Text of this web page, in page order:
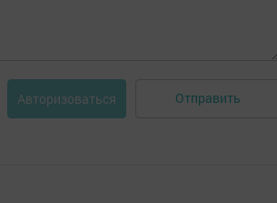
Авторизоваться Отправить